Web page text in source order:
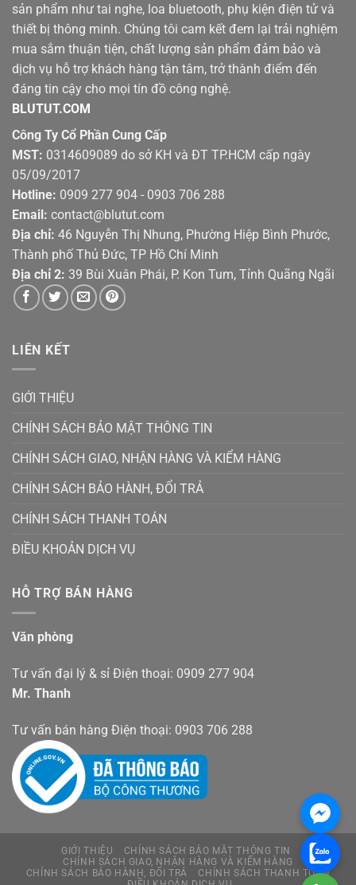
sản phẩm như tai nghe, loa bluetooth, phụ kiện điện tử và
thiết bị thông minh. Chúng tôi cam kết đem lại trải nghiệm
mua sắm thuận tiện, chất lượng sản phẩm đảm bảo và
dịch vụ hỗ trợ khách hàng tận tâm, trở thành điểm đến
đáng tin cậy cho mọi tín đồ công nghệ.
BLUTUT.COM
Công Ty Cổ Phần Cung Cấp
MST: 0314609089 do sở KH và ĐT TP.HCM cấp ngày
05/09/2017
Hotline: 0909 277 904 - 0903 706 288
Email: contact@blutut.com
Địa chỉ: 46 Nguyễn Thị Nhung, Phường Hiệp Bình Phước,
Thành phố Thủ Đức, TP Hồ Chí Minh
Địa chỉ 2: 39 Bùi Xuân Phái, P. Kon Tum, Tỉnh Quãng Ngãi
LIÊN KẾT
GIỚI THIỆU
CHÍNH SÁCH BẢO MẬT THÔNG TIN
CHÍNH SÁCH GIAO, NHẬN HÀNG VÀ KIỂM HÀNG
CHÍNH SÁCH BẢO HÀNH, ĐỔI TRẢ
CHÍNH SÁCH THANH TOÁN
ĐIỀU KHOẢN DỊCH VỤ
HỖ TRỢ BÁN HÀNG
Văn phòng
Tư vấn đại lý & sỉ Điện thoại: 0909 277 904
Mr. Thanh
Tư vấn bán hàng Điện thoại: 0903 706 288
GIỚI THIỆU
CHÍNH SÁCH BẢO MẬT THÔNG TIN
CHÍNH SÁCH GIAO, NHẬN HÀNG VÀ KIỂM HÀNG
CHÍNH SÁCH BẢO HÀNH, ĐỔI TRẢ
CHÍNH SÁCH THANH TOÁN